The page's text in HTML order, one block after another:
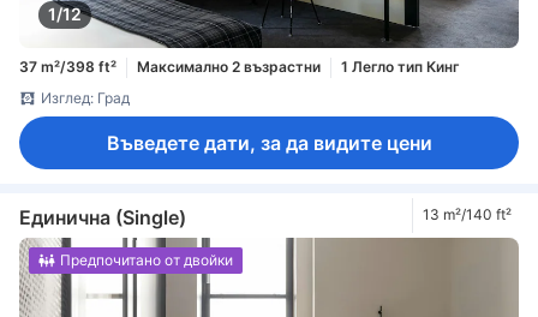
1/12
37 m²/398 ft² Максимално 2 възрастни
1 Легло тип Кинг
Изглед: Град
Въведете дати, за да видите цени
Единична (Single) 13 m²/140 ft²
Предпочитано от двойки